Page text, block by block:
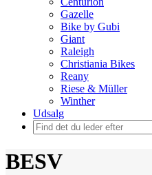
Gazelle
Bike by Gubi
Giant
Raleigh
Christiania Bikes
Reany
Riese & Müller
Winther
Udsalg
BESV